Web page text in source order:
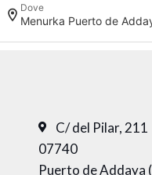
Dove
Menurka Puerto de
C/ del Pilar, 211
07740
Puerto de Addaya